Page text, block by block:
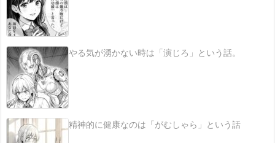
やる気が湧かない時は「演じろ」という話。
精神的に健康なのは「がむしゃら」という話